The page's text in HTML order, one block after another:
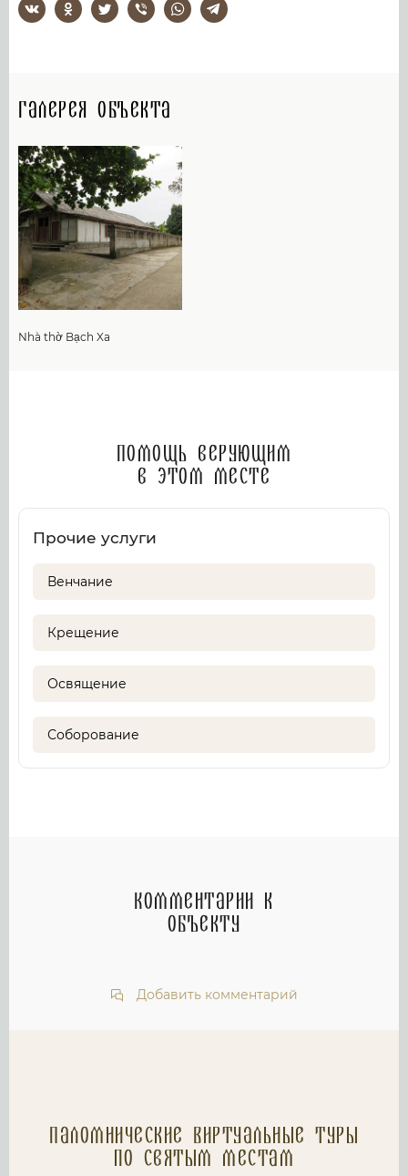
Галерея объекта
Nhà thờ Bạch Xa
Помощь верующим
в этом месте
Прочие услуги
Венчание
Крещение
Освящение
Соборование
Комментарии к
объекту
Добавить комментарий
Паломнические Виртуальные туры
по святым местам